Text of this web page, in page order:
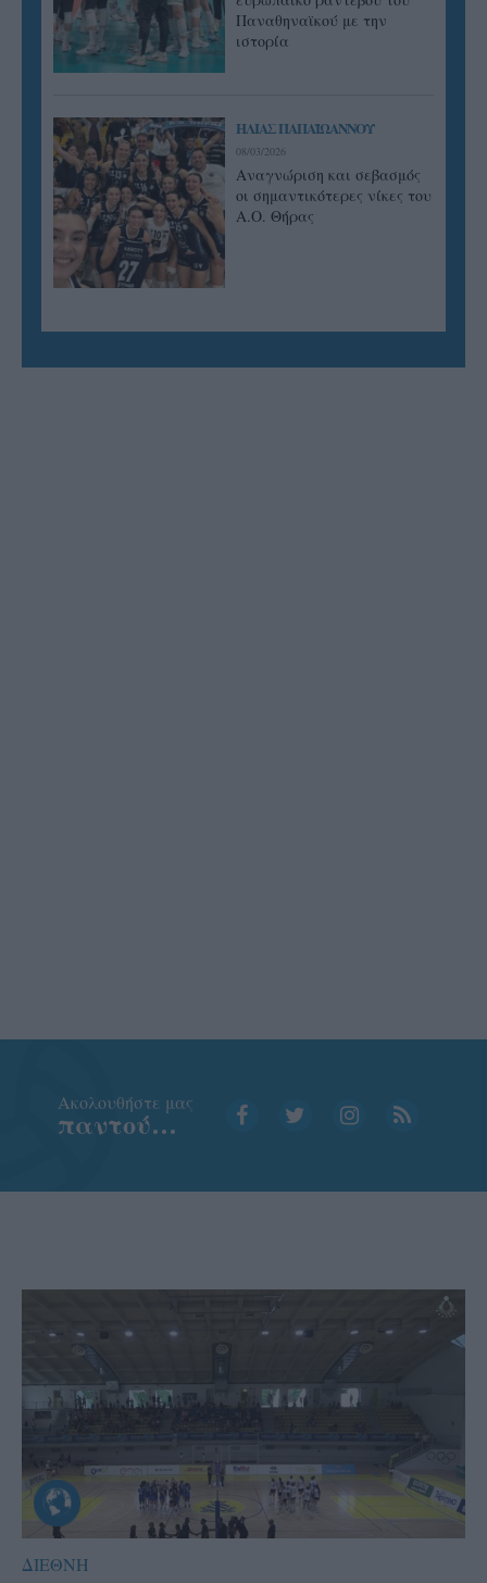
Παναθηναϊκού με την
ιστορία
ΗΛΙΑΣ ΠΑΠΑΪΩΑΝΝΟΥ
08/03/2026
Αναγνώριση και σεβασμός
οι σημαντικότερες νίκες του
Α.Ο. Θήρας
Aκολουθήστε μας
παντού…
ΔΙΕΘΝΗ